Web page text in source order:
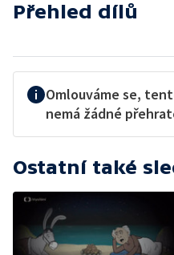
Přehled dílů
Omlouváme se,
nemá žádné
Ostatní také